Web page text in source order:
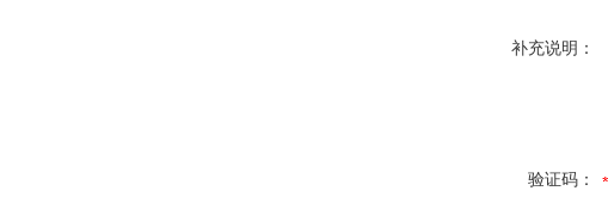
补充说明：
验证码：